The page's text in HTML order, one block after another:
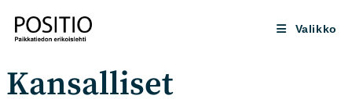
suoraan
sisältöön
Valikko
Kansalliset